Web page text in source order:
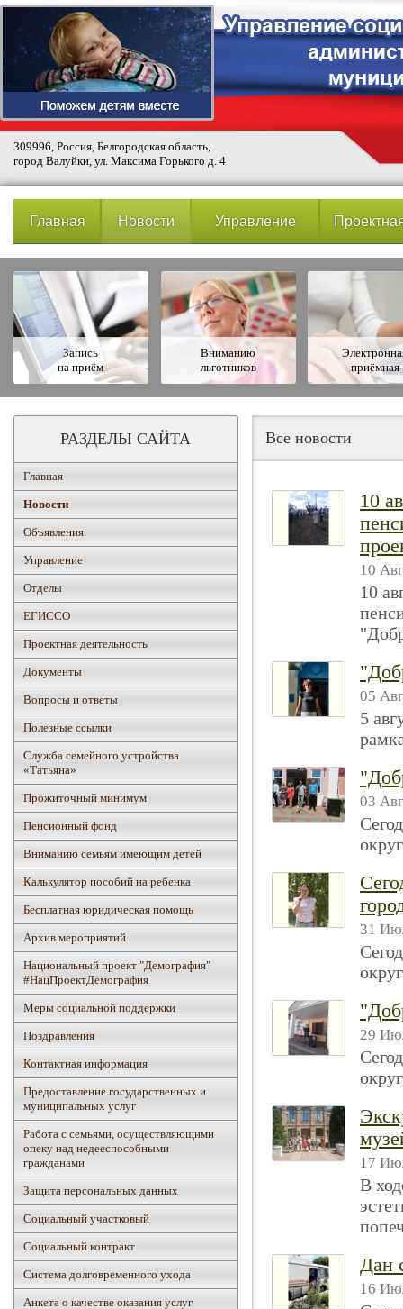
309996, Россия, Белгородская область,
город Валуйки, ул. Максима Горького д. 4
Главная Новости Управление
Запись
на приём
Вниманию
льготников
приёмная
РАЗДЕЛЫ САЙТА
Главная
Новости
Объявления
Управление
Отделы
ЕГИССО
Проектная деятельность
Документы
Вопросы и ответы
Полезные ссылки
Служба семейного устройства
«Татьяна»
Прожиточный минимум
Пенсионный фонд
Вниманию семьям имеющим детей
Калькулятор пособий на ребенка
Бесплатная юридическая помощь
Архив мероприятий
Национальный проект "Демография"
#НацПроектДемография
Mеры социальной поддержки
Поздравления
Контактная информация
Предоставление государственных и
муниципальных услуг
Работа с семьями, осуществляющими
опеку над недееспособными
гражданами
Защита персональных данных
Социальный участковый
Социальный контракт
Система долговременного ухода
Анкета о качестве оказания услуг
Все новости
10
10
10
05
5
03
31
29
17
В
Дан
16